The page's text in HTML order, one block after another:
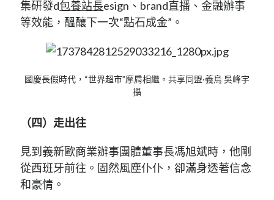
集研發d包養站長esign、brand直播、金融辦事
等效能，醞釀下一次“點石成金”。
國慶長假時代，“世界超市”摩肩相繼。共享同盟·義烏 吳峰宇
攝
（四）走出往
見到義新歐商業辦事團體董事長馮旭斌時，他剛
從西班牙前往。固然風塵仆仆，卻滿身透著信念
和豪情。